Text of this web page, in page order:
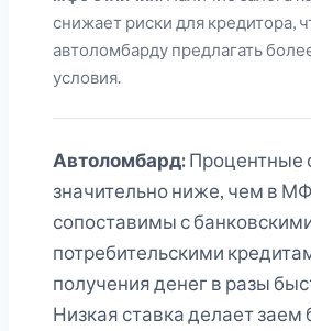
снижает риски для кредитора,
автоломбарду предлагать
условия.
Автоломбард: Процентные
значительно ниже, чем в
сопоставимы с
потребительскими
получения денег в разы
Низкая ставка делает заем